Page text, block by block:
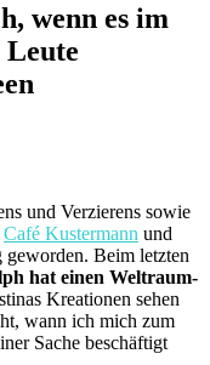
wenn es im
und Verzierens sowie
Café Kustermann und
Beim letzten
hat einen Weltraum-
Kreationen sehen
wann ich mich zum
Sache beschäftigt